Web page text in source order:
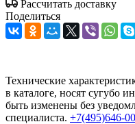
Рассчитать доставку
Поделиться
Технические
в каталоге, носят сугубо
быть изменены без
специалиста. +7(495)646-